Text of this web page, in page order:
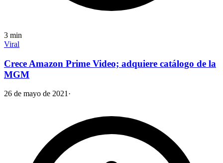
3 min
Viral
Crece Amazon Prime Video; adquiere catálogo de la
MGM
26 de mayo de 2021·